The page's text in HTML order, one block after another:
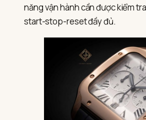
năng vận hành cần được kiểm
start-stop-reset đầy đủ.